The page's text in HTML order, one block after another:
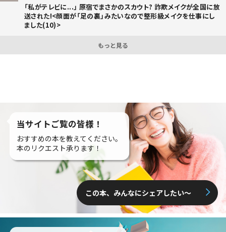
「私がテレビに...」 原宿でまさかのスカウト? 詐欺メイクが全国に放
送された!<顔面が「足の裏」みたいなので整形級メイクを仕事にし
ました(10)>
もっと見る
当サイトご覧の皆様！
おすすめの本を教えてください。
本のリクエスト承ります！
この本、みんなにシェアしたい〜